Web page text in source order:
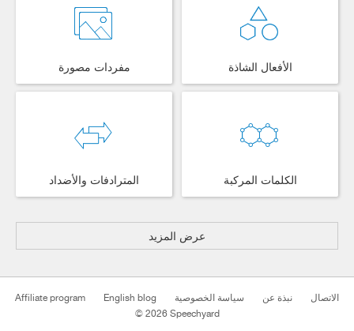
مفردات مصورة الأفعال الشاذة
المترادفات والأضداد الكلمات المركبة
عرض المزيد
Affiliate program English blog سياسة الخصوصية نبذة عن
الاتصال
© 2026 Speechyard